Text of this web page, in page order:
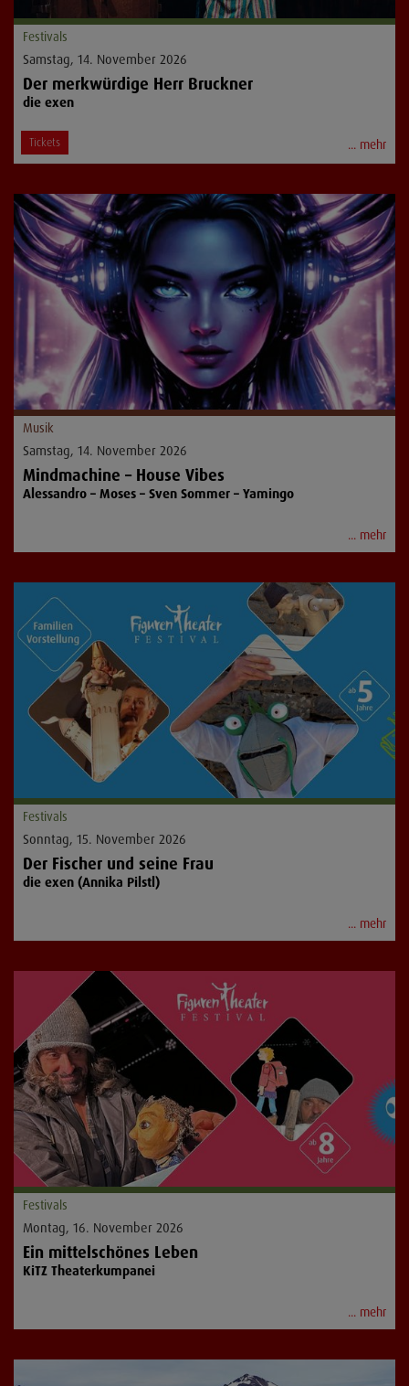
Festivals
Samstag, 14. November 2026
Der merkwürdige Herr Bruckner
die exen
... mehr
Tickets
Musik
Samstag, 14. November 2026
Mindmachine – House Vibes
Alessandro – Moses – Sven Sommer – Yamingo
... mehr
Festivals
Sonntag, 15. November 2026
Der Fischer und seine Frau
die exen (Annika Pilstl)
... mehr
Festivals
Montag, 16. November 2026
Ein mittelschönes Leben
KiTZ Theaterkumpanei
... mehr